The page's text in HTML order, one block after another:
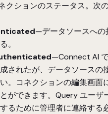
クションのステータス。次
—データソースへの
。
—Connect AI
されたが、データソースの
。コネクションの編集画面
ができます。Query ユーザ
るために管理者に連絡する